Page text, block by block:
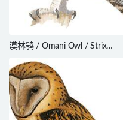
漠林鸮 / Omani Owl / Strix